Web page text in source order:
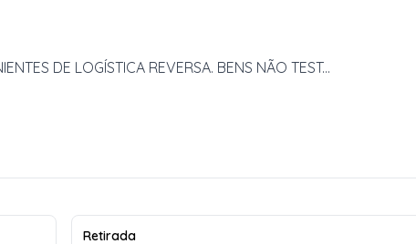
DE LOGÍSTICA REVERSA. BENS NÃO TEST...
Retirada